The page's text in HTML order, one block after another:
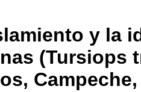
y la
(Tursiops